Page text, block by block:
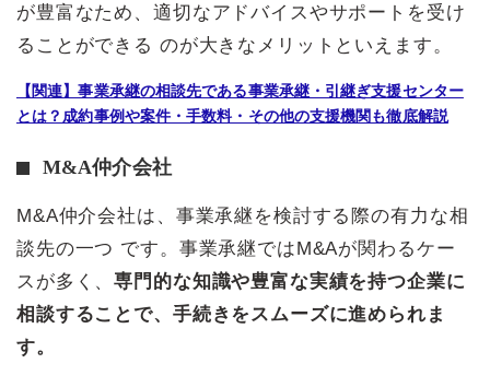
が豊富なため、適切なアドバイスやサポートを受け
ることができる のが大きなメリットといえます。
【関連】事業承継の相談先である事業承継・引継ぎ支援センター
とは？成約事例や案件・手数料・その他の支援機関も徹底解説
M&A仲介会社
M&A仲介会社は、事業承継を検討する際の有力な相
談先の一つ です。事業承継ではM&Aが関わるケー
スが多く、専門的な知識や豊富な実績を持つ企業に
相談することで、手続きをスムーズに進められま
す。